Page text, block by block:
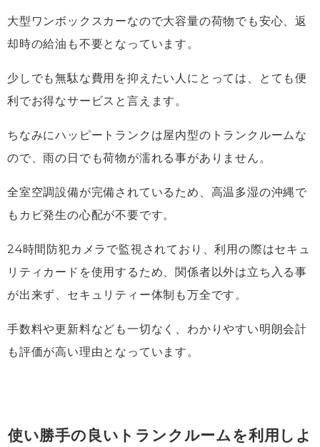
大型ワンボックスカーなので大容量の荷物でも安心、返
却時の給油も不要となっています。
少しでも無駄な費用を抑えたい人にとっては、とても便
利でお得なサービスと言えます。
ちなみにハッピートランクは屋内型のトランクルームな
ので、雨の日でも荷物が濡れる事がありません。
全室空調設備が完備されているため、高温多湿の沖縄で
もカビ発生の心配が不要です。
24時間防犯カメラで監視されており、利用の際はセキュ
リティカードを使用するため、関係者以外は立ち入る事
が出来ず、セキュリティー体制も万全です。
手数料や更新料なども一切なく、わかりやすい明朗会計
も評価が高い理由となっています。
使い勝手の良いトランクルームを利用しよ